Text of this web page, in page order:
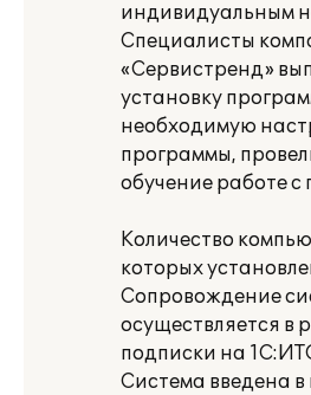
индивидуальным
Специалисты
«Сервистренд»
установку
необходимую
программы,
обучение работе с
Количество
которых
Сопровождение
осуществляется в
подписки на
Система введена